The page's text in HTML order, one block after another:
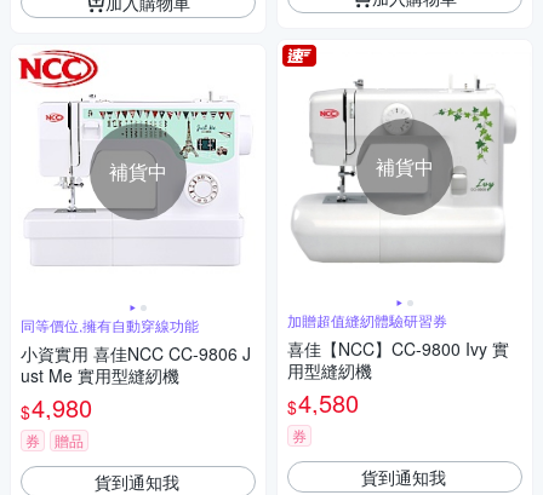
補貨中
同等價位,擁有自動穿線功能
小資實用 喜佳NCC CC-9806 J
ust Me 實用型縫紉機
$4,980
券 贈品
貨到通知我
補貨中
加贈超值縫紉體驗研習券
喜佳【NCC】CC-9800 Ivy 實
用型縫紉機
$4,580
券
貨到通知我